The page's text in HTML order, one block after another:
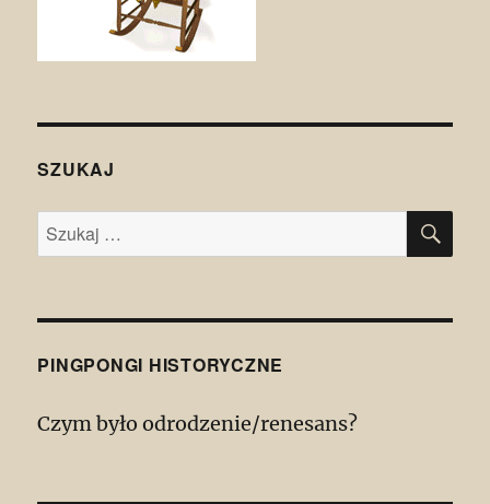
SZUKAJ
Szukaj:
PINGPONGI HISTORYCZNE
Czym było odrodzenie/renesans?